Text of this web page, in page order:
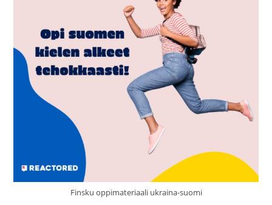
Finsku oppimateriaali ukraina-suomi